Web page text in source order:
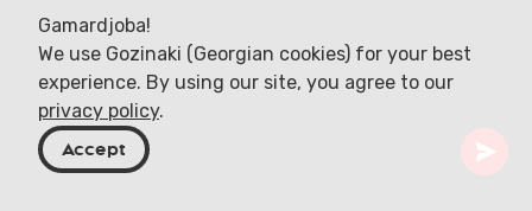
Gamardjoba!
We use Gozinaki (Georgian cookies) for your best
experience. By using our site, you agree to our
privacy policy.
Accept